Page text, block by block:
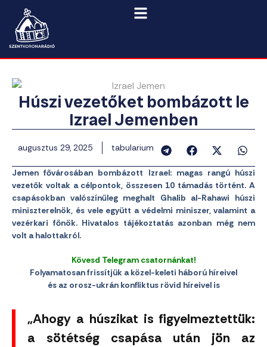
Húszi vezetőket bombázott le
Izrael Jemenben
augusztus 29, 2025 tabularium
Jemen fővárosában bombázott Izrael: magas rangú húszi
vezetők voltak a célpontok, összesen 10 támadás történt. A
csapásokban valószínűleg meghalt Ghalib al-Rahawi húszi
miniszterelnök, és vele együtt a védelmi miniszer, valamint a
vezérkari főnök. Hivatalos tájékoztatás azonban még nem
volt a halottakról.
Kövesd Telegram csatornánkat!
Folyamatosan frissítjük a közel-keleti háború híreivel
és az orosz-ukrán konfliktus rövid híreivel is
„Ahogy a húszikat is figyelmeztettük:
a sötétség csapása után jön az